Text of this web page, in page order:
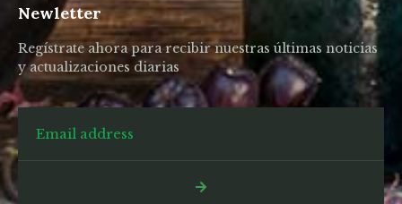
Newletter
Regístrate ahora para recibir nuestras últimas noticias
y actualizaciones diarias